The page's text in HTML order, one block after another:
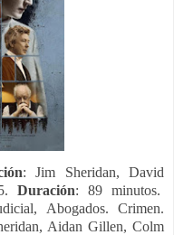
: Jim Sheridan, David
Duración: 89 minutos.
Abogados. Crimen.
Aidan Gillen, Colm